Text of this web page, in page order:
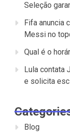
Seleção
Fifa anuncia
Messi no
Qual é o
Lula contata
e solicita
Blog